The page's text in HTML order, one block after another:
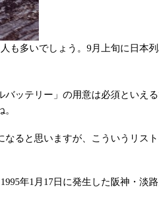
多いでしょう。9月上旬に日本
ッテリー」の用意は必須といえ
ると思いますが、こういうリス
年1月17日に発生した阪神・淡